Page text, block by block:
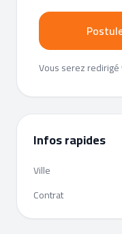
Vous serez
Infos rapides
Ville
Contrat